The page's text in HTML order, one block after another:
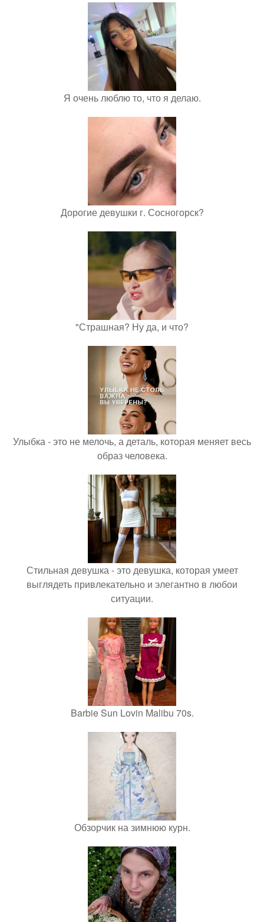
Я очень люблю то, что я делаю.
Дорогие девушки г. Сосногорск?
"Страшная? Ну да, и что?
Улыбка - это не мелочь, а деталь, которая меняет весь
образ человека.
Стильная девушка - это девушка, которая умеет
выглядеть привлекательно и элегантно в любои
ситуации.
Barbie Sun Lovin Malibu 70s.
Обзорчик на зимнюю курн.